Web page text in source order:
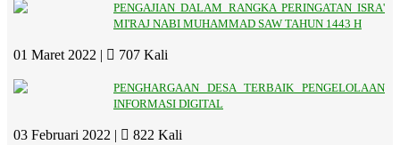
PENGAJIAN DALAM RANGKA PERINGATAN ISRA'
MI'RAJ NABI MUHAMMAD SAW TAHUN 1443 H
01 Maret 2022 | 707 Kali
PENGHARGAAN DESA TERBAIK PENGELOLAAN
INFORMASI DIGITAL
03 Februari 2022 | 822 Kali